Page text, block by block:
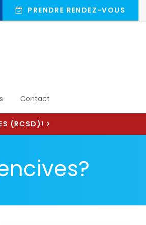
PRENDRE RENDEZ-VOUS
Contact
(RCSD)!